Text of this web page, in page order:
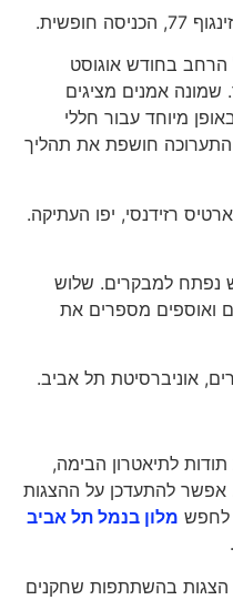
בחודש אוגוסט
אמנים מציגים
מיוחד עבור חללי
חושפת את תהליך
ארטיס רזידנסי, יפו העתיקה.
למבקרים. שלוש
וכ-500 מיצגים ואוספים מספרים את
אוניברסיטת תל אביב.
לתיאטרון הבימה,
להתעדכן על ההצגות
מלון בנמל תל אביב
בהשתתפות שחקנים